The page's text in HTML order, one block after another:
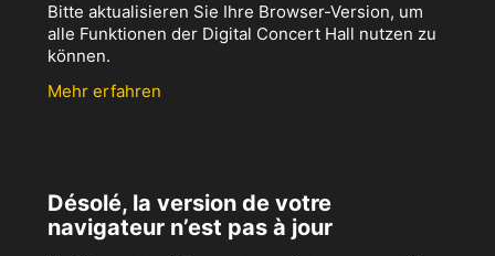
Bitte aktualisieren Sie Ihre Browser-Version, um
alle Funktionen der Digital Concert Hall nutzen zu
können.
Mehr erfahren
Désolé, la version de votre
navigateur n’est pas à jour